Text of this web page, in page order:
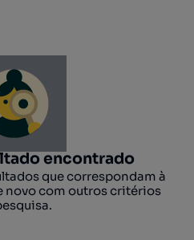
encontrado
que correspondam à
novo com outros critérios